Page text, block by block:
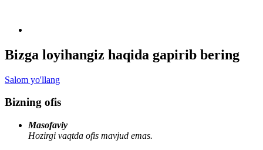
Bizga loyihangiz haqida gapirib bering
Salom yo'llang
Bizning ofis
Masofaviy
Hozirgi vaqtda ofis mavjud emas.